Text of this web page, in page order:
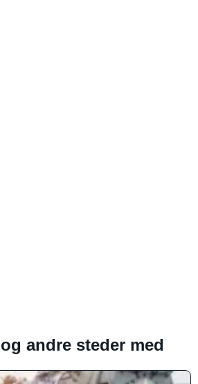
andre steder med